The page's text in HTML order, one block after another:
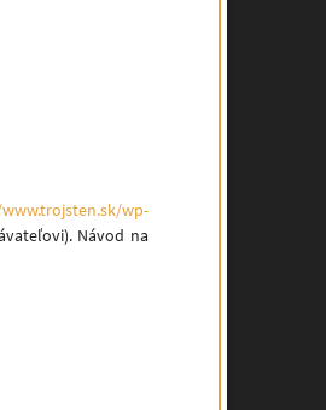
wp-
Návod na